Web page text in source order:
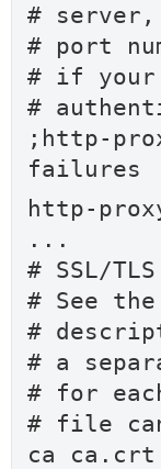
#
# port
# if your
#
;http-
failures
http-
...
# SSL/
# See
#
# a
# for
# file
ca ca.crt